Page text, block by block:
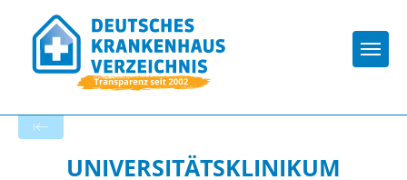
UNIVERSITÄTSKLINIKUM